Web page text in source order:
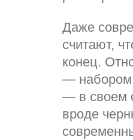
Даже
считают,
конец.
— набором
— в своем
вроде